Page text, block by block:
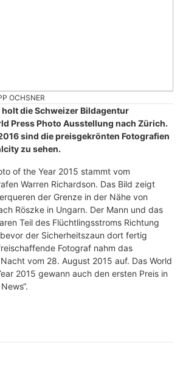
OCHSNER
holt die Schweizer Bildagentur
Press Photo Ausstellung nach Zürich.
sind die preisgekrönten Fotografien
zu sehen.
of the Year 2015 stammt vom
Warren Richardson. Das Bild zeigt
der Grenze in der Nähe von
Röszke in Ungarn. Der Mann und das
Teil des Flüchtlingsstroms Richtung
der Sicherheitszaun dort fertig
Fotograf nahm das
vom 28. August 2015 auf. Das World
2015 gewann auch den ersten Preis in